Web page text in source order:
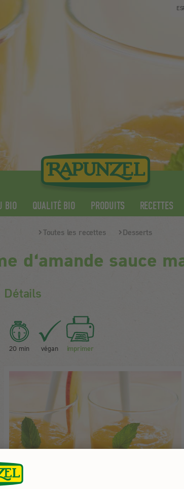
BIO QUALITÉ BIO PRODUITS RECETTES
Toutes les recettes Desserts
d‘amande sauce
Détails
20 min végan imprimer